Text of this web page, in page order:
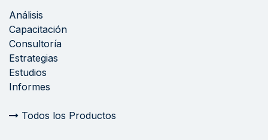
Análisis
Capacitación
Consultoría
Estrategias
Estudios
Informes
Todos los Productos